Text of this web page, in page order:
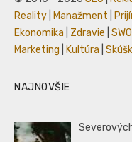
Reality
Manažment
Ekonomika
Zdravie
Marketing
Kultúra
NAJNOVŠIE